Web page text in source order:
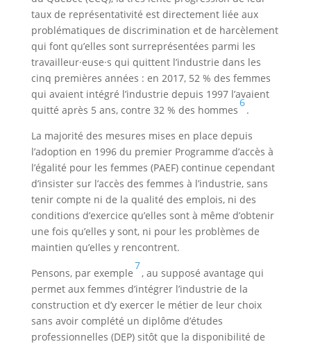
taux de représentativité est directement liée aux
problématiques de discrimination et de harcèlement
qui font qu’elles sont surreprésentées parmi les
travailleur·euse·s qui quittent l’industrie dans les
cinq premières années : en 2017, 52 % des femmes
qui avaient intégré l’industrie depuis 1997 l’avaient
quitté après 5 ans, contre 32 % des hommes
6
.
La majorité des mesures mises en place depuis
l’adoption en 1996 du premier Programme d’accès à
l’égalité pour les femmes (PAEF) continue cependant
d’insister sur l’accès des femmes à l’industrie, sans
tenir compte ni de la qualité des emplois, ni des
conditions d’exercice qu’elles sont à même d’obtenir
une fois qu’elles y sont, ni pour les problèmes de
maintien qu’elles y rencontrent.
Pensons, par exemple
7
, au supposé avantage qui
permet aux femmes d’intégrer l’industrie de la
construction et d’y exercer le métier de leur choix
sans avoir complété un diplôme d’études
professionnelles (DEP) sitôt que la disponibilité de